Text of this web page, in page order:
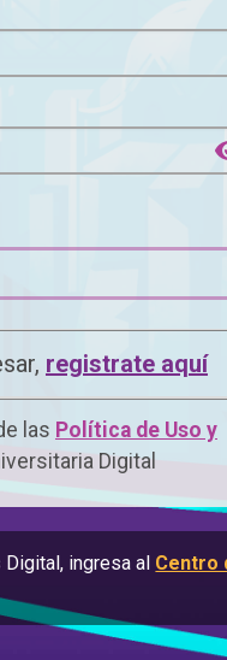
registrate aquí
las Política de Uso y
Digital
ingresa al Centro